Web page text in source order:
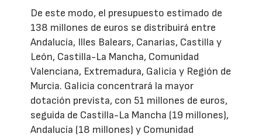
De este modo, el presupuesto estimado de
138 millones de euros se distribuirá entre
Andalucía, Illes Balears, Canarias, Castilla y
León, Castilla-La Mancha, Comunidad
Valenciana, Extremadura, Galicia y Región de
Murcia. Galicia concentrará la mayor
dotación prevista, con 51 millones de euros,
seguida de Castilla-La Mancha (19 millones),
Andalucía (18 millones) y Comunidad